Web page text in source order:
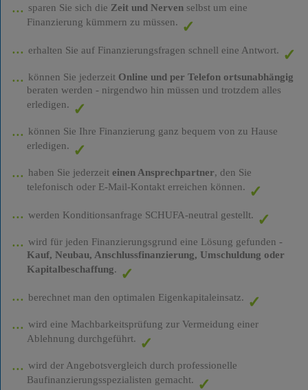
sparen Sie sich die Zeit und Nervenselbst um eine
Finanzierung kümmern zu müssen.
erhalten Sie auf Finanzierungsfragen schnell eine Antwort.
können Sie jederzeit Online und per Telefon ortsunabhängig
beraten werden - nirgendwo hin müssen und trotzdem alles
erledigen.
können Sie Ihre Finanzierung ganz bequem von zu Hause
erledigen.
haben Sie jederzeit einen Ansprechpartner, den Sie
telefonisch oder E-Mail-Kontakt erreichen können.
werden Konditionsanfrage SCHUFA-neutral gestellt.
wird für jeden Finanzierungsgrund eine Lösung gefunden -
Kauf, Neubau, Anschlussfinanzierung, Umschuldung oder
Kapitalbeschaffung.
berechnet man den optimalen Eigenkapitaleinsatz.
wird eine Machbarkeitsprüfung zur Vermeidung einer
Ablehnung durchgeführt.
wird der Angebotsvergleich durch professionelle
Baufinanzierungsspezialisten gemacht.